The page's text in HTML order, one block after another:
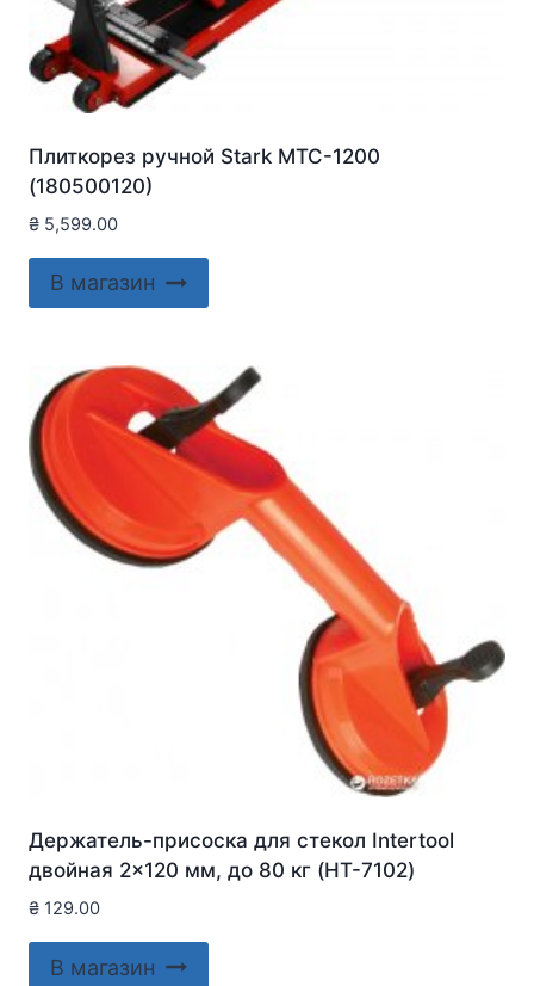
Плиткорез ручной Stark MTC-1200
(180500120)
₴ 5,599.00
В магазин
Держатель-присоска для стекол Intertool
двойная 2×120 мм, до 80 кг (HT-7102)
₴ 129.00
В магазин